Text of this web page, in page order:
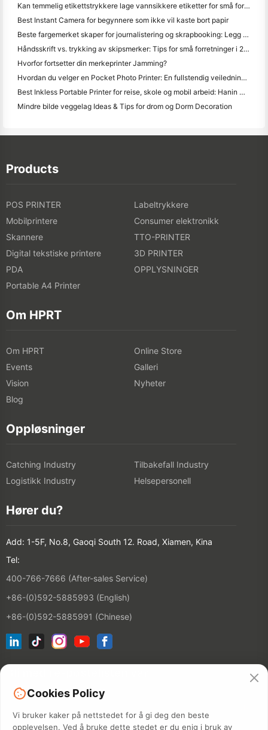
Kan temmelig etikettstrykkere lage vannsikkere etiketter for små forretningsprodukter?
Best Instant Camera for begynnere som ikke vil kaste bort papir
Beste fargemerket skaper for journalistering og skrapbooking: Legg mer farge til hver side
Håndsskrift vs. trykking av skipsmerker: Tips for små forretninger i 2026
Hvorfor fortsetter din merkeprinter Jamming?
Hvordan du velger en Pocket Photo Printer: En fullstendig veiledning for journalistering, reise og iPhone brukere
Best Inkless Portable Printer for reise, skole og mobil arbeid: Hanin MT620 Pro-review
Mindre bilde veggelag Ideas & Tips for drom og Dorm Decoration
Products
POS PRINTER
Labeltrykkere
Mobilprintere
Consumer elektronikk
Skannere
TTO-PRINTER
Digital tekstiske printere
3D PRINTER
PDA
OPPLYSNINGER
Portable A4 Printer
Om HPRT
Om HPRT
Online Store
Events
Galleri
Vision
Nyheter
Blog
Oppløsninger
Catching Industry
Tilbakefall Industry
Logistikk Industry
Helsepersonell
Hører du?
Add: 1-5F, No.8, Gaoqi South 12. Road, Xiamen, Kina
Tel:
400-766-7666 (After-sales Service)
+86-(0)592-5885993 (English)
+86-(0)592-5885991 (Chinese)
Cookies Policy
Vi bruker kaker på nettstedet for å gi deg den beste
opplevelsen. Ved å bruke dette stedet er du enig i bruk av